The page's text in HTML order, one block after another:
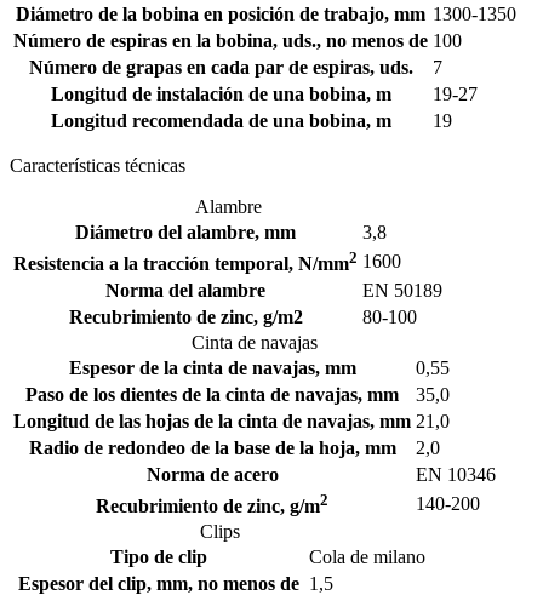
Diámetro de la bobina en posición de trabajo, mm 1300-1350
Número de espiras en la bobina, uds., no menos de 100
Número de grapas en cada par de espiras, uds.
7
Longitud de instalación de una bobina, m
19-27
Longitud recomendada de una bobina, m
19
Características técnicas
Alambre
Diámetro del alambre, mm
3,8
Resistencia a la tracción temporal, N/mm2 1600
Norma del alambre
EN 50189
Recubrimiento de zinc, g/m2
80-100
Cinta de navajas
Espesor de la cinta de navajas, mm
0,55
Paso de los dientes de la cinta de navajas, mm
35,0
Longitud de las hojas de la cinta de navajas, mm 21,0
Radio de redondeo de la base de la hoja, mm
2,0
Norma de acero
EN 10346
Recubrimiento de zinc, g/m2
140-200
Clips
Tipo de clip
Cola de milano
Espesor del clip, mm, no menos de 1,5